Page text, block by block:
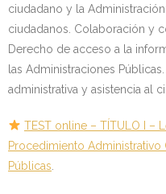
ciudadano y la
ciudadanos. Colaboración y
Derecho de acceso a la
las Administraciones
administrativa y asistencia al
TEST online – TÍTULO I –
Procedimiento
Públicas